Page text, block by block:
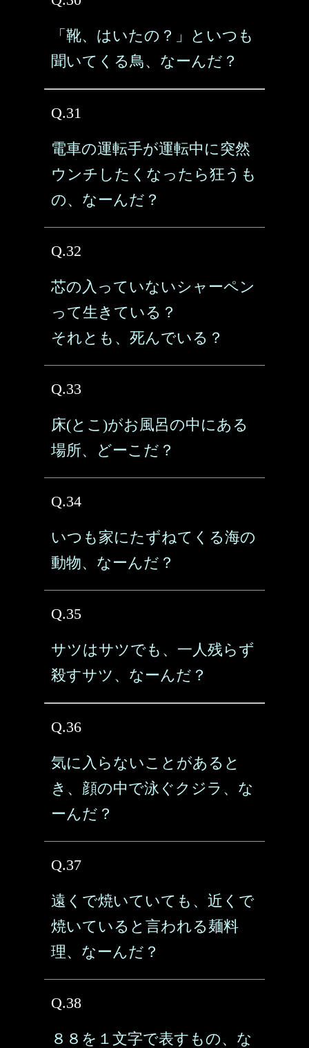
「靴、はいたの？」といつも
聞いてくる鳥、なーんだ？
Q.31
電車の運転手が運転中に突然
ウンチしたくなったら狂うも
の、なーんだ？
Q.32
芯の入っていないシャーペン
って生きている？
それとも、死んでいる？
Q.33
床(とこ)がお風呂の中にある
場所、どーこだ？
Q.34
いつも家にたずねてくる海の
動物、なーんだ？
Q.35
サツはサツでも、一人残らず
殺すサツ、なーんだ？
Q.36
気に入らないことがあると
き、顔の中で泳ぐクジラ、な
ーんだ？
Q.37
遠くで焼いていても、近くで
焼いていると言われる麺料
理、なーんだ？
Q.38
８８を１文字で表すもの、な